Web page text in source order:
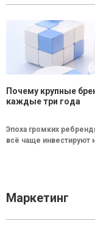
Почему крупные
каждые три года
Эпоха громких
всё чаще инвестируют
Маркетинг